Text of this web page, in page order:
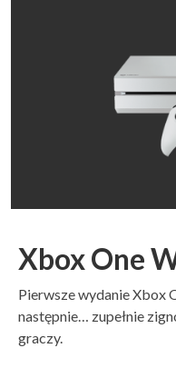
Xbox One
Pierwsze wydanie Xbox
następnie… zupełnie
graczy.